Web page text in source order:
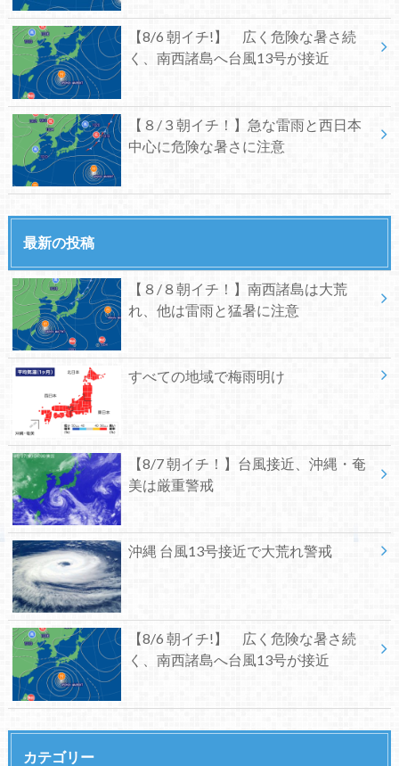
【8/6 朝イチ!】 広く危険な暑さ続
く、南西諸島へ台風13号が接近
【８/３朝イチ！】急な雷雨と西日本
中心に危険な暑さに注意
最新の投稿
【８/８朝イチ！】南西諸島は大荒
れ、他は雷雨と猛暑に注意
すべての地域で梅雨明け
【8/7 朝イチ！】台風接近、沖縄・奄
美は厳重警戒
沖縄 台風13号接近で大荒れ警戒
【8/6 朝イチ!】 広く危険な暑さ続
く、南西諸島へ台風13号が接近
カテゴリー